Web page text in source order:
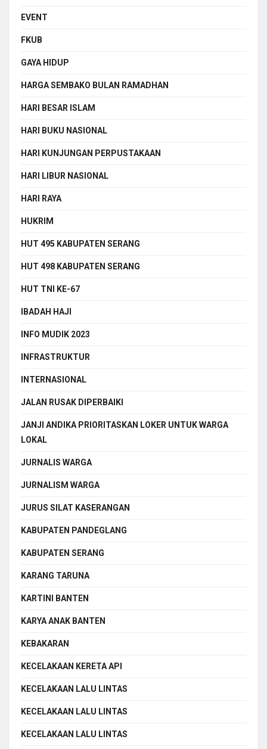
EVENT
FKUB
GAYA HIDUP
HARGA SEMBAKO BULAN RAMADHAN
HARI BESAR ISLAM
HARI BUKU NASIONAL
HARI KUNJUNGAN PERPUSTAKAAN
HARI LIBUR NASIONAL
HARI RAYA
HUKRIM
HUT 495 KABUPATEN SERANG
HUT 498 KABUPATEN SERANG
HUT TNI KE-67
IBADAH HAJI
INFO MUDIK 2023
INFRASTRUKTUR
INTERNASIONAL
JALAN RUSAK DIPERBAIKI
JANJI ANDIKA PRIORITASKAN LOKER UNTUK WARGA
LOKAL
JURNALIS WARGA
JURNALISM WARGA
JURUS SILAT KASERANGAN
KABUPATEN PANDEGLANG
KABUPATEN SERANG
KARANG TARUNA
KARTINI BANTEN
KARYA ANAK BANTEN
KEBAKARAN
KECELAKAAN KERETA API
KECELAKAAN LALU LINTAS
KECELAKAAN LALU LINTAS
KECELAKAAN LALU LINTAS